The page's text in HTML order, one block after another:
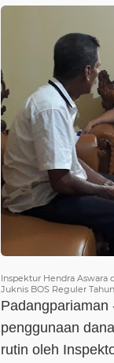
Inspektur Hendra
Juknis BOS Reguler
penggunaan
rutin oleh